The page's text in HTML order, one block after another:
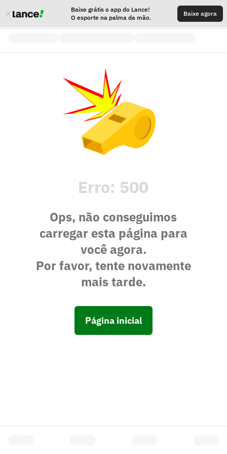
Baixe grátis o app do Lance!
O esporte na palma da mão.
Baixe agora
Erro: 500
Ops, não conseguimos
carregar esta página para
você agora.
Por favor, tente novamente
mais tarde.
Página inicial